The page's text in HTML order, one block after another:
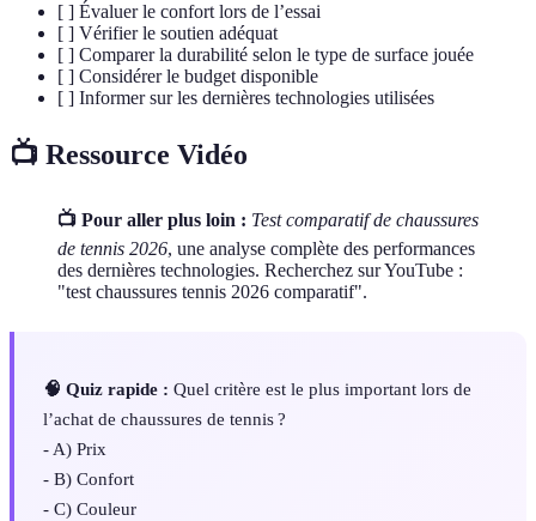
[ ] Évaluer le confort lors de l’essai
[ ] Vérifier le soutien adéquat
[ ] Comparer la durabilité selon le type de surface jouée
[ ] Considérer le budget disponible
[ ] Informer sur les dernières technologies utilisées
📺 Ressource Vidéo
📺 Pour aller plus loin : Test comparatif de chaussures
de tennis 2026, une analyse complète des performances
des dernières technologies. Recherchez sur YouTube :
"test chaussures tennis 2026 comparatif".
🧠 Quiz rapide : Quel critère est le plus important lors de
l’achat de chaussures de tennis ?
- A) Prix
- B) Confort
- C) Couleur